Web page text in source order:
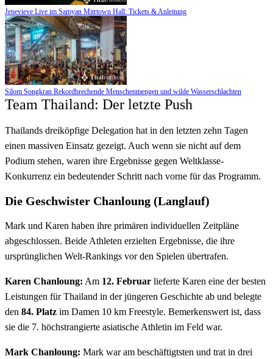
Jenevieve Live im Samyan Mitrtown Hall: Tickets & Anleitung
Silom Songkran Rekordbrechende Menschenmengen und wilde Wasserschlachten
Team Thailand: Der letzte Push
Thailands dreiköpfige Delegation hat in den letzten zehn Tagen
einen massiven Einsatz gezeigt. Auch wenn sie nicht auf dem
Podium stehen, waren ihre Ergebnisse gegen Weltklasse-
Konkurrenz ein bedeutender Schritt nach vorne für das Programm.
Die Geschwister Chanloung (Langlauf)
Mark und Karen haben ihre primären individuellen Zeitpläne
abgeschlossen. Beide Athleten erzielten Ergebnisse, die ihre
ursprünglichen Welt-Rankings vor den Spielen übertrafen.
Karen Chanloung: Am 12. Februar lieferte Karen eine der besten
Leistungen für Thailand in der jüngeren Geschichte ab und belegte
den 84. Platz im Damen 10 km Freestyle. Bemerkenswert ist, dass
sie die 7. höchstrangierte asiatische Athletin im Feld war.
Mark Chanloung: Mark war am beschäftigtsten und trat in drei